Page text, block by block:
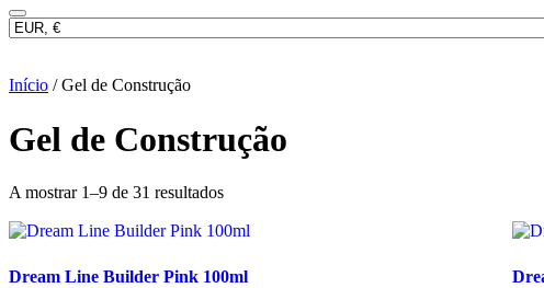
Início / Gel de Construção
Gel de Construção
A mostrar 1–9 de 31 resultados
Dream Line Builder Pink 100ml